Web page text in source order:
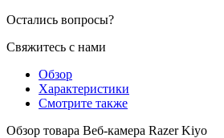
Остались вопросы?
Свяжитесь с нами
Обзор
Характеристики
Смотрите также
Обзор товара Веб-камера Razer Kiyo